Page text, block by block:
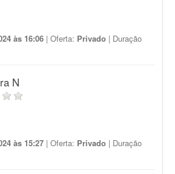
às 16:06 | Oferta: Privado | Duração
N
às 15:27 | Oferta: Privado | Duração